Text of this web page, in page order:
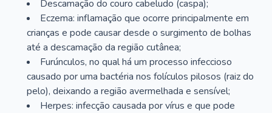
Descamação do couro cabeludo (caspa);
Eczema: inflamação que ocorre principalmente em
crianças e pode causar desde o surgimento de bolhas
até a descamação da região cutânea;
Furúnculos, no qual há um processo infeccioso
causado por uma bactéria nos folículos pilosos (raiz do
pelo), deixando a região avermelhada e sensível;
Herpes: infecção causada por vírus e que pode